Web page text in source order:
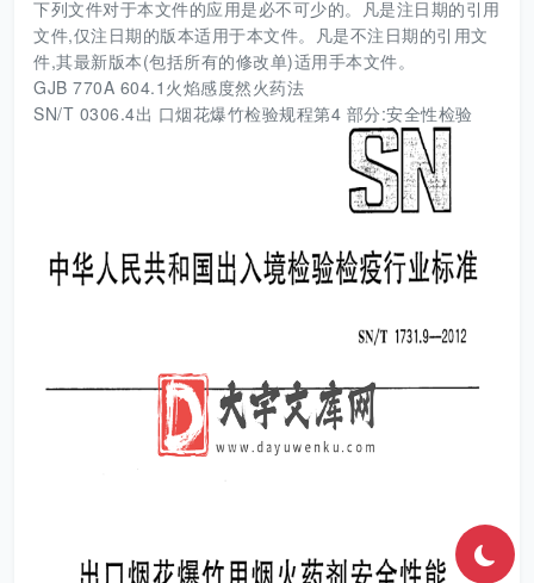
下列文件对于本文件的应用是必不可少的。凡是注日期的引用
文件,仅注日期的版本适用于本文件。凡是不注日期的引用文
件,其最新版本(包括所有的修改单)适用手本文件。
GJB 770A 604.1火焰感度然火药法
SN/T 0306.4出 口烟花爆竹检验规程第4 部分:安全性检验